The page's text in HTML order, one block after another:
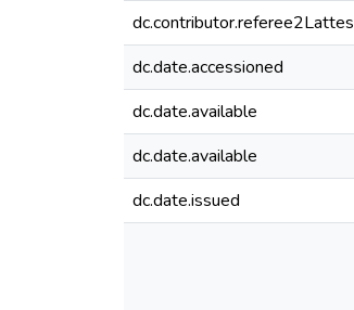
dc.contributor.referee2Lattes
dc.date.accessioned
dc.date.available
dc.date.available
dc.date.issued